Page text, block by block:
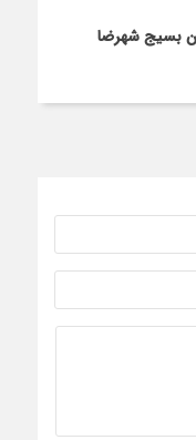
بسیج شهرضا